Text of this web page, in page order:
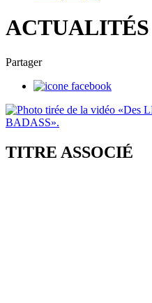
ACTUALITÉS
Partager
TITRE ASSOCIÉ